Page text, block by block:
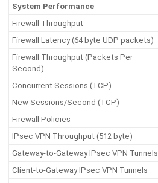
System Performance
Firewall Throughput
Firewall Latency (64 byte UDP packets)
Firewall Throughput (Packets Per
Second)
Concurrent Sessions (TCP)
New Sessions/Second (TCP)
Firewall Policies
IPsec VPN Throughput (512 byte)
Gateway-to-Gateway IPsec VPN Tunnels
Client-to-Gateway IPsec VPN Tunnels